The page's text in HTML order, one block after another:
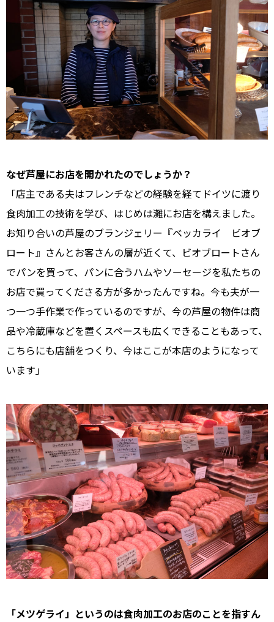
――なぜ芦屋にお店を開かれたのでしょうか？
「店主である夫はフレンチなどの経験を経てドイツに渡り
食肉加工の技術を学び、はじめは灘にお店を構えました。
お知り合いの芦屋のブランジェリー『ベッカライ ビオブ
ロート』さんとお客さんの層が近くて、ビオブロートさん
でパンを買って、パンに合うハムやソーセージを私たちの
お店で買ってくださる方が多かったんですね。今も夫が一
つ一つ手作業で作っているのですが、今の芦屋の物件は商
品や冷蔵庫などを置くスペースも広くできることもあって、
こちらにも店舗をつくり、今はここが本店のようになって
います」
――「メツゲライ」というのは食肉加工のお店のことを指すん